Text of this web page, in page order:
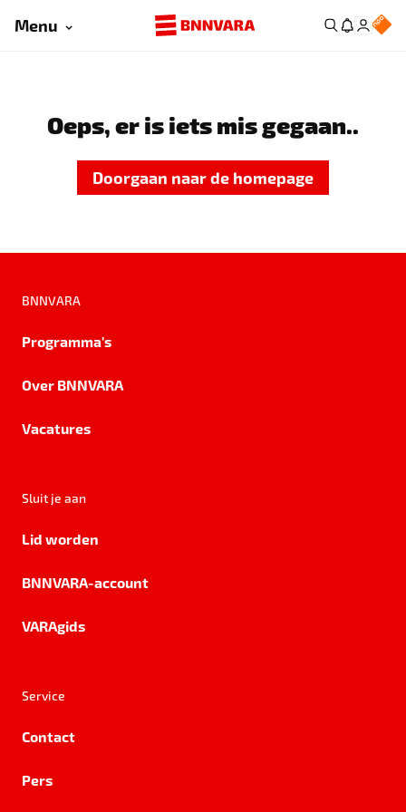
Menu
Oeps, er is iets mis gegaan..
Doorgaan naar de homepage
BNNVARA
Programma's
Over BNNVARA
Vacatures
Sluit je aan
Lid worden
BNNVARA-account
VARAgids
Service
Contact
Pers